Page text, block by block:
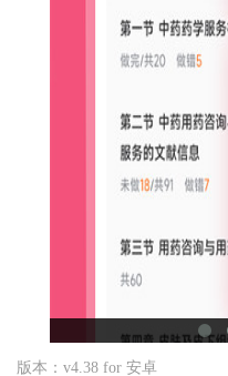
2. 精美壁纸与主题：提
3. 精彩视频课程：与知
视频课程，涵盖各个领域。
4. 用户社区：建立活跃
【雪狐狸app无需会员
版本：v4.38 for 安卓